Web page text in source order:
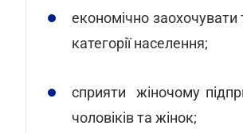
економічно
категорії населення;
сприяти жіночому
чоловіків та жінок;